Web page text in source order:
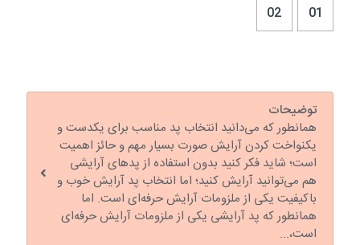
01
02
توضیحات
همانطور که می‌دانید انتخاب پد مناسب برای یکدست و
یکنواخت کردن آرایش صورت بسیار مهم و حائز اهمیت
است؛ شاید فکر کنید بدون استفاده از پدهای آرایشی
هم می‌توانید آرایش کنید؛ اما انتخاب پد آرایش خوب و
باکیفیت یکی از ملزومات آرایش حرفه‌ای است. اما
همانطور که پد آرایشی یکی از ملزومات آرایش حرفه‌ای
است،...